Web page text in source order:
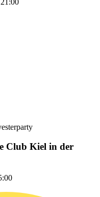
Club Kiel in der